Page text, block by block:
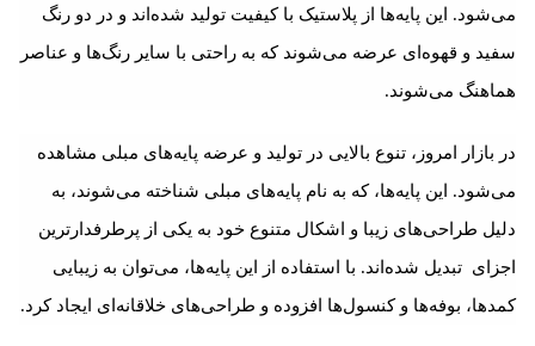
می‌شود. این پایه‌ها از پلاستیک با کیفیت تولید شده‌اند و در دو رنگ
سفید و قهوه‌ای عرضه می‌شوند که به راحتی با سایر رنگ‌ها و عناصر
هماهنگ می‌شوند.
در بازار امروز، تنوع بالایی در تولید و عرضه پایه‌های مبلی مشاهده
می‌شود. این پایه‌ها، که به نام پایه‌های مبلی شناخته می‌شوند، به
دلیل طراحی‌های زیبا و اشکال متنوع خود به یکی از پرطرفدارترین
اجزای تبدیل شده‌اند. با استفاده از این پایه‌ها، می‌توان به زیبایی
کمدها، بوفه‌ها و کنسول‌ها افزوده و طراحی‌های خلاقانه‌ای ایجاد کرد.